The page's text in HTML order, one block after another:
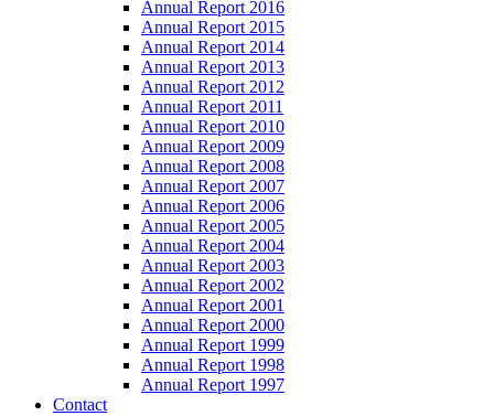
Annual Report 2016
Annual Report 2015
Annual Report 2014
Annual Report 2013
Annual Report 2012
Annual Report 2011
Annual Report 2010
Annual Report 2009
Annual Report 2008
Annual Report 2007
Annual Report 2006
Annual Report 2005
Annual Report 2004
Annual Report 2003
Annual Report 2002
Annual Report 2001
Annual Report 2000
Annual Report 1999
Annual Report 1998
Annual Report 1997
Contact